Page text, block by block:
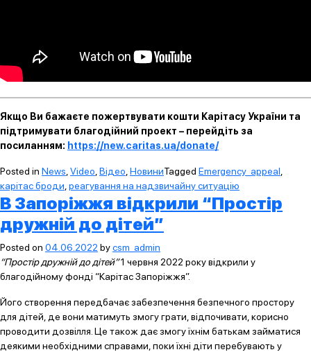
Якщо Ви бажаєте пожертвувати кошти Карітасу України та
підтримувати благодійний проект – перейдіть за
посиланням: https://new.caritas.ua/donate/
Posted in News Video Відео НовиниTagged Emergency_appeal
карітас броди реагування на надзвичайну ситуацію
В Запоріжжя відкрили “Простір
дружній до дітей”
Posted on 04.06.2022 bycsm_admin
“Простір дружній до дітей”1 червня 2022 року відкрили у
благодійному фонді “Карітас Запоріжжя”.
Його створення передбачає забезпечення безпечного простору
для дітей, де вони матимуть змогу грати, відпочивати, корисно
проводити дозвілля. Це також дає змогу їхнім батькам займатися
деякими необхідними справами, поки їхні діти перебувають у